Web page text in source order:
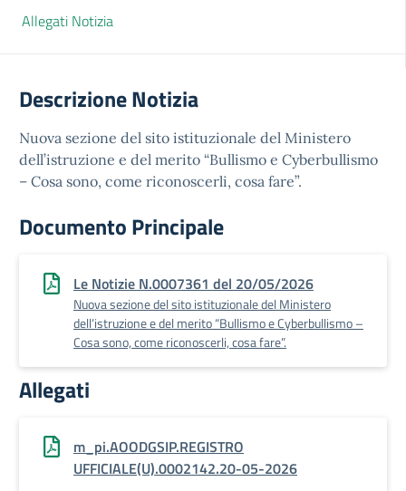
Allegati Notizia
Descrizione Notizia
Nuova sezione del sito istituzionale del Ministero
dell’istruzione e del merito “Bullismo e Cyberbullismo
– Cosa sono, come riconoscerli, cosa fare”.
Documento Principale
Le Notizie N.0007361 del 20/05/2026
Nuova sezione del sito istituzionale del Ministero
dell’istruzione e del merito “Bullismo e Cyberbullismo –
Cosa sono, come riconoscerli, cosa fare”.
Allegati
m_pi.AOODGSIP.REGISTRO
UFFICIALE(U).0002142.20-05-2026